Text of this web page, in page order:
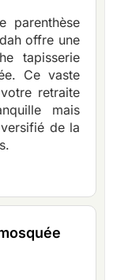
parenthèse
offre une
tapisserie
Ce vaste
retraite
mais
de la